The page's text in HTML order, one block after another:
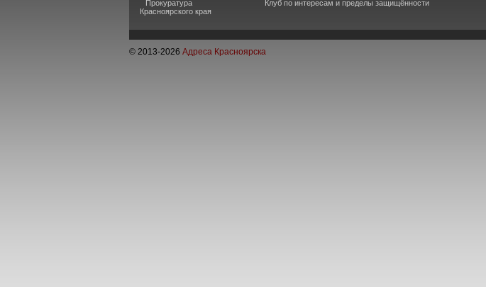
Прокуратура
Красноярского края
Клуб по интересам и пределы защищённости
© 2013-2026 Адреса Красноярска